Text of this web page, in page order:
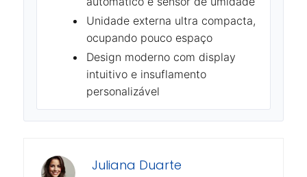
Unidade externa ultra compacta,
ocupando pouco espaço
Design moderno com display
intuitivo e insuflamento
personalizável
Juliana Duarte